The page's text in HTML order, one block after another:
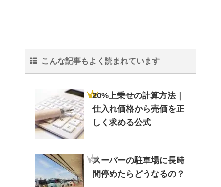
紅葉の秋に！ 登山初心者おすす
めの山！
洗濯物の臭いの取り方と予防法
は原因を知ればより効果UP！
ぬいぐるみの洗い方とは？セス
こんな記事もよく読まれています
20%上乗せの計算方法｜
仕入れ価格から売価を正
しく求める公式
スーパーの駐車場に長時
間停めたらどうなるの？